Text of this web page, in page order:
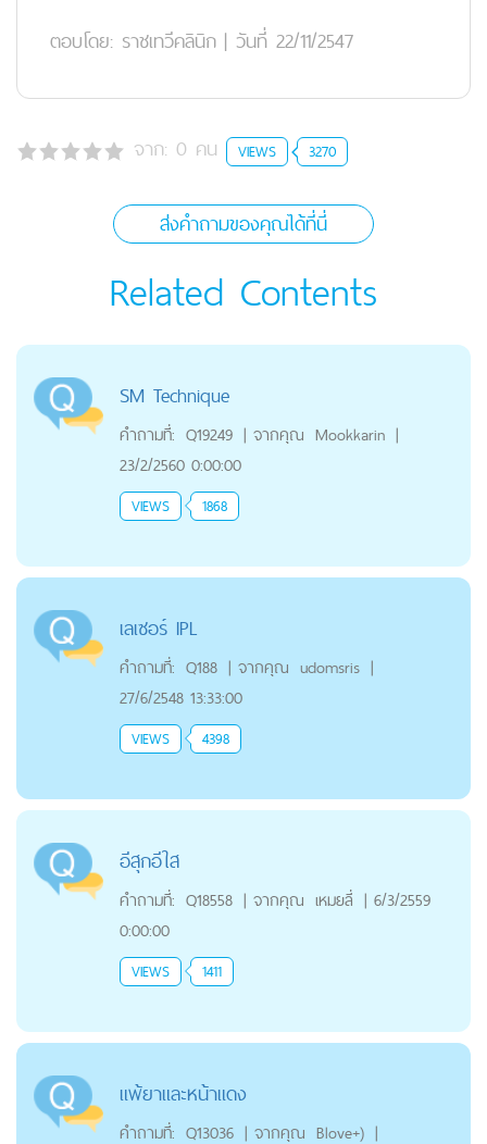
ตอบโดย: ราชเทวีคลินิก | วันที่ 22/11/2547
จาก: 0 คน VIEWS 3270
ส่งคำถามของคุณได้ที่นี่
Related Contents
SM Technique
คำถามที่: Q19249 | จากคุณ Mookkarin |
23/2/2560 0:00:00
VIEWS 1868
เลเซอร์ IPL
คำถามที่: Q188 | จากคุณ udomsris |
27/6/2548 13:33:00
VIEWS 4398
อีสุกอีใส
คำถามที่: Q18558 | จากคุณ เหมยลี่ | 6/3/2559
0:00:00
VIEWS 1411
แพ้ยาและหน้าแดง
คำถามที่: Q13036 | จากคุณ Blove+) |